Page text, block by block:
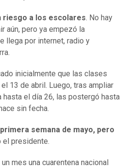
riesgo a los escolares. No hay
aún, pero ya empezó la
llega por internet, radio y
inicialmente que las clases
13 de abril. Luego, tras ampliar
el día 26, las postergó hasta
sin fecha.
semana de mayo, pero
el presidente.
mes una cuarentena nacional